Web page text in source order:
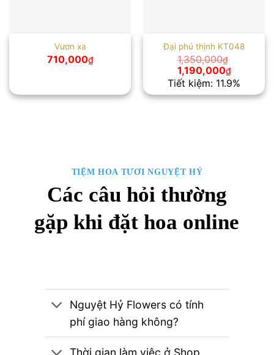
Vươn xa
710,000₫
Đại phú thịnh KT048
1,350,000₫
Giá
gốc
là:
1,350,000₫.
1,190,000₫Giá
hiện
tại
là:
Tiết kiệm: 11.9%
TIỆM HOA TƯƠI NGUYỆT HỶ
Các câu hỏi thường
gặp khi đặt hoa online
Nguyệt Hỷ Flowers có tính
phí giao hàng không?
Thời gian làm việc ở Shop